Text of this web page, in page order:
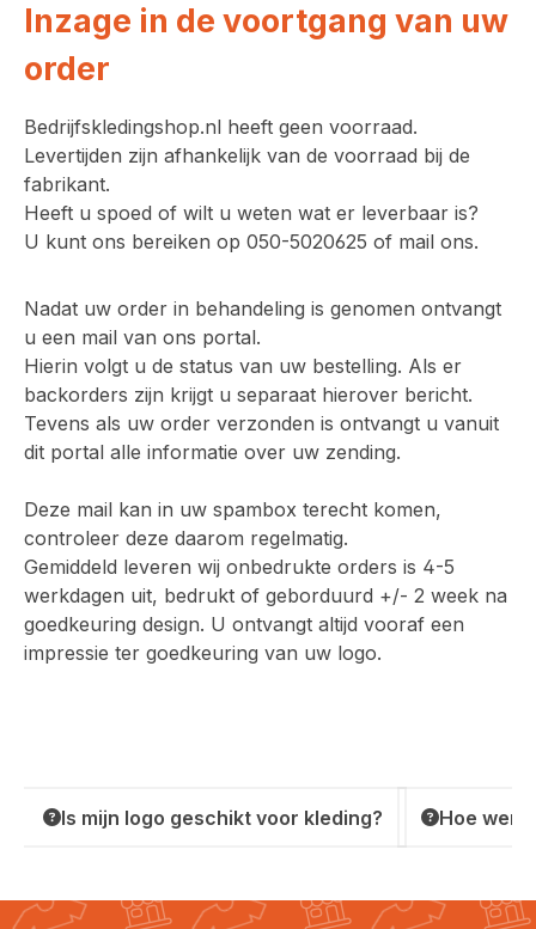
Inzage in de voortgang van uw
order
Bedrijfskledingshop.nl heeft geen voorraad.
Levertijden zijn afhankelijk van de voorraad bij de
fabrikant.
Heeft u spoed of wilt u weten wat er leverbaar is?
U kunt ons bereiken op 050-5020625 of mail ons.
Nadat uw order in behandeling is genomen ontvangt
u een mail van ons portal.
Hierin volgt u de status van uw bestelling. Als er
backorders zijn krijgt u separaat hierover bericht.
Tevens als uw order verzonden is ontvangt u vanuit
dit portal alle informatie over uw zending.
Deze mail kan in uw spambox terecht komen,
controleer deze daarom regelmatig.
Gemiddeld leveren wij onbedrukte orders is 4-5
werkdagen uit, bedrukt of geborduurd +/- 2 week na
goedkeuring design. U ontvangt altijd vooraf een
impressie ter goedkeuring van uw logo.
Is mijn logo geschikt voor kleding? Hoe